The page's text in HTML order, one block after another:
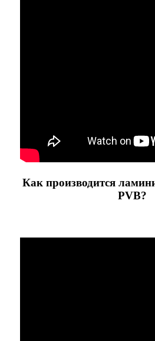
Как производится
PVB?